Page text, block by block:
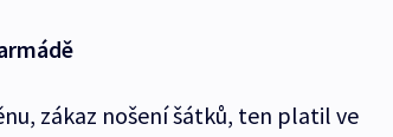
zákaz nošení šátků, ten platil ve